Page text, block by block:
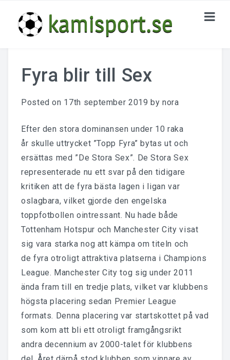
KATEGORIER
Nu Och Då
Giganterna I England
KONTAKTA OSS
Fyra blir till Sex
Posted on 17th september 2019 bynora
Efter den stora dominansen under 10 raka
år skulle uttrycket ”Topp Fyra” bytas ut och
ersättas med ”De Stora Sex”. De Stora Sex
representerade nu ett svar på den tidigare
kritiken att de fyra bästa lagen i ligan var
oslagbara, vilket gjorde den engelska
toppfotbollen ointressant. Nu hade både
Tottenham Hotspur och Manchester City visat
sig vara starka nog att kämpa om titeln och
de fyra otroligt attraktiva platserna i Champions
League. Manchester City tog sig under 2011
ända fram till en tredje plats, vilket var klubbens
högsta placering sedan Premier League
formats. Denna placering var startskottet på vad
som kom att bli ett otroligt framgångsrikt
andra decennium av 2000-talet för klubbens